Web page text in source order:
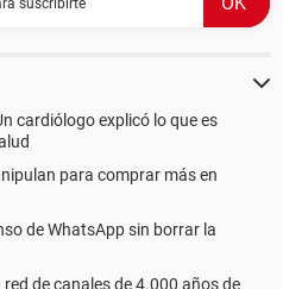
cardiólogo explicó lo que es
para comprar más en
de WhatsApp sin borrar la
de canales de 4.000 años de